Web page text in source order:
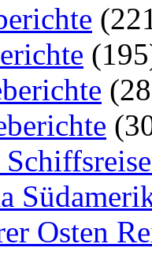
Osten